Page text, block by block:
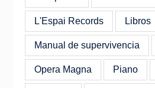
L'Espai Records Libros
Manual de supervivencia
Opera Magna Piano